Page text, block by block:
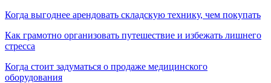
Когда выгоднее арендовать складскую технику, чем покупать
Как грамотно организовать путешествие и избежать лишнего
стресса
Когда стоит задуматься о продаже медицинского
оборудования